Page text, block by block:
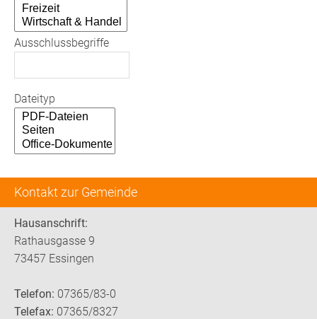
Kontakt zur Gemeinde
Hausanschrift:
Rathausgasse 9
73457 Essingen
Telefon: 07365/83-0
Telefax: 07365/8327
Ausschlussbegriffe
Dateityp